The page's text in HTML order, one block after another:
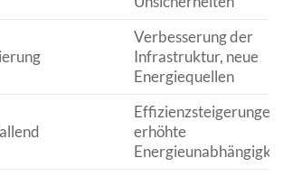
Verbesserung der
Infrastruktur, neue
Energiequellen
Effizienzsteigerungen,
erhöhte